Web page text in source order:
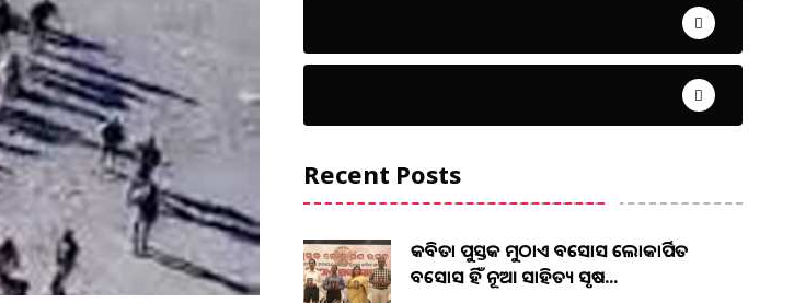
Recent Posts
କବିତା ପୁସ୍ତକ ମୁଠାଏ ଅବସୋସ ଲୋକାର୍ପିତ
ଅବସୋସ ହିଁ ନୂଆ ସାହିତ୍ୟ ସୃଷ...